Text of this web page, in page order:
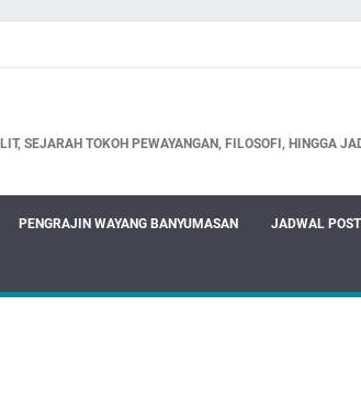
SEJARAH TOKOH PEWAYANGAN, FILOSOFI, HINGGA
PENGRAJIN WAYANG BANYUMASAN JADWAL